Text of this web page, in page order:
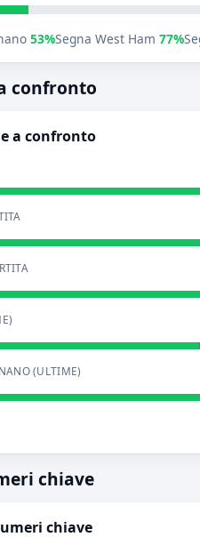
53%Segna West Ham 77%
confronto
a confronto
(ULTIME)
chiave
chiave